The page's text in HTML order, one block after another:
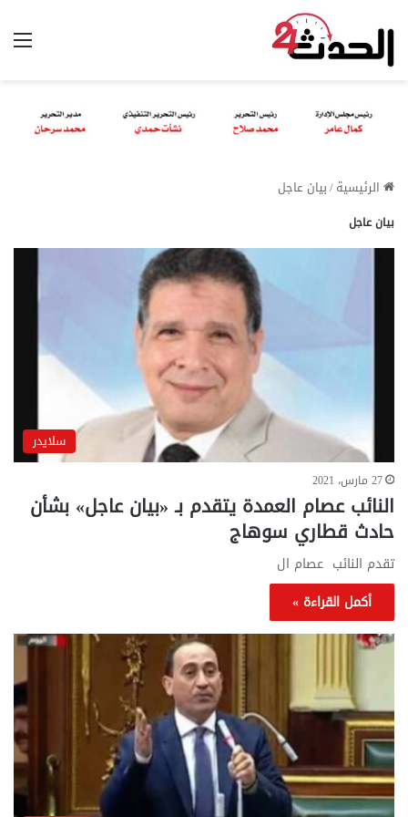
الرئيسية/بيان عاجل
بيان عاجل
سلايدر
27 مارس، 2021
النائب عصام العمدة يتقدم بـ «بيان عاجل» بشأن
حادث قطاري سوهاج
تقدم النائب عصام ال
أكمل القراءة »